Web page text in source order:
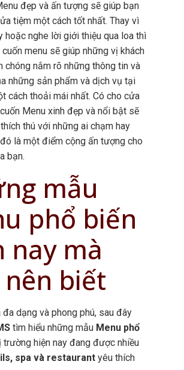
đẹp và ấn tượng sẽ giúp bạn
tiệm một cách tốt nhất. Thay vì
hoặc nghe lời giới thiệu qua loa thì
menu sẽ giúp những vị khách
chóng nắm rõ những thông tin và
những sản phẩm và dịch vụ tại
cách thoải mái nhất. Có cho cửa
Menu xinh đẹp và nổi bật sẽ
thú với những ai chạm hay
là một điểm cộng ấn tượng cho
bạn.
mẫu
phổ biến
nay mà
biết
đa dạng và phong phú, sau đây
tìm hiểu những mẫu Menu phổ
trường hiện nay đang được nhiều
spa và restaurant yêu thích